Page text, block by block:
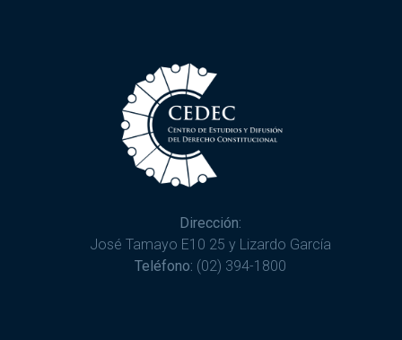
Dirección:
José Tamayo E10 25 y Lizardo García
Teléfono: (02) 394-1800